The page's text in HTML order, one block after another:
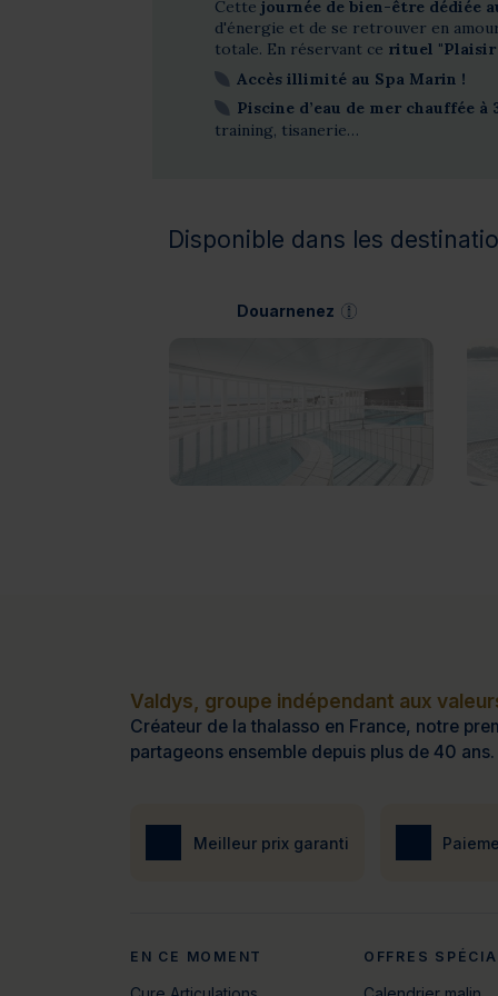
Cette journée de bien-être dédiée
d'énergie et de se retrouver en
totale. En réservant ce rituel "Plaisir
Accès illimité au Spa Marin !
Piscine d’eau de mer chauffée à
training, tisanerie…
Disponible dans les
Douarnenez
Valdys, groupe indépendant aux
Créateur de la thalasso en France, notre
partageons ensemble depuis plus de 40 ans.
Meilleur prix garanti
EN CE MOMENT OFFRES